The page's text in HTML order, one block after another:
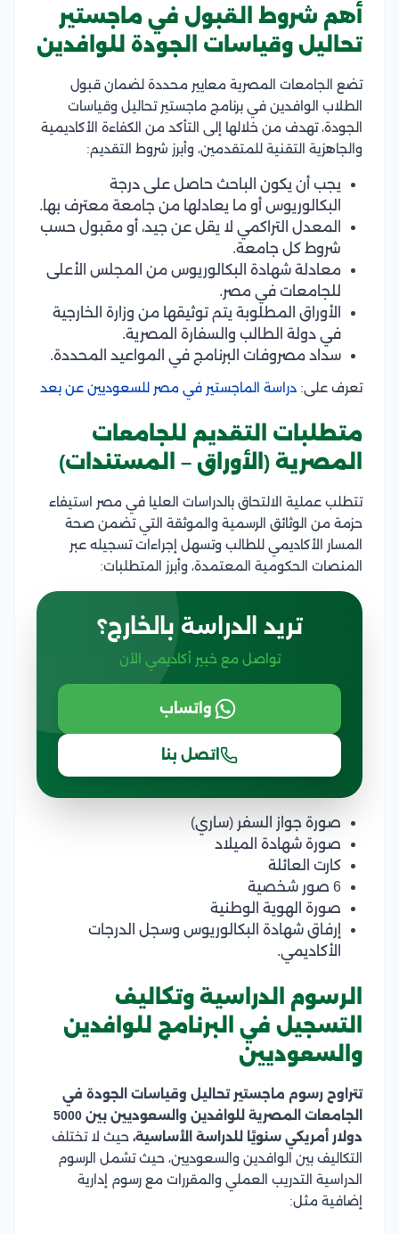
أهم شروط القبول في ماجستير
تحاليل وقياسات الجودة للوافدين
تضع الجامعات المصرية معايير محددة لضمان قبول
الطلاب الوافدين في برنامج ماجستير تحاليل وقياسات
الجودة، تهدف من خلالها إلى التأكد من الكفاءة الأكاديمية
والجاهزية التقنية للمتقدمين، وأبرز شروط التقديم:
يجب أن يكون الباحث حاصل على درجة
البكالوريوس أو ما يعادلها من جامعة معترف بها.
المعدل التراكمي لا يقل عن جيد، أو مقبول حسب
شروط كل جامعة.
معادلة شهادة البكالوريوس من المجلس الأعلى
للجامعات في مصر.
الأوراق المطلوبة يتم توثيقها من وزارة الخارجية
في دولة الطالب والسفارة المصرية.
سداد مصروفات البرنامج في المواعيد المحددة.
تعرف على: دراسة الماجستير في مصر للسعوديين عن بعد
متطلبات التقديم للجامعات
المصرية (الأوراق – المستندات)
تتطلب عملية الالتحاق بالدراسات العليا في مصر استيفاء
حزمة من الوثائق الرسمية والموثقة التي تضمن صحة
المسار الأكاديمي للطالب وتسهل إجراءات تسجيله عبر
المنصات الحكومية المعتمدة، وأبرز المتطلبات:
تريد الدراسة بالخارج؟
تواصل مع خبير أكاديمي الآن
واتساب
اتصل بنا
صورة جواز السفر (ساري)
صورة شهادة الميلاد
كارت العائلة
6 صور شخصية
صورة الهوية الوطنية
إرفاق شهادة البكالوريوس وسجل الدرجات
الأكاديمي.
الرسوم الدراسية وتكاليف
التسجيل في البرنامج للوافدين
والسعوديين
تتراوح رسوم ماجستير تحاليل وقياسات الجودة في
الجامعات المصرية للوافدين والسعوديين بين 5000
دولار أمريكي سنويًا للدراسة الأساسية، حيث لا تختلف
التكاليف بين الوافدين والسعوديين، حيث تشمل الرسوم
الدراسية التدريب العملي والمقررات مع رسوم إدارية
إضافية مثل: